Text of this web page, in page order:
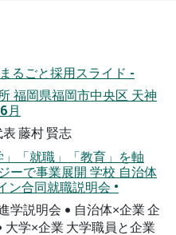
るごと採⽤スライド -
福岡県福岡市中央区 天神
⽉
藤村 賢志
「就職」「教育」を軸
ーで事業展開 学校 ⾃治体
ン合同就職説明会 •
学説明会 • ⾃治体×企業 企
学×企業 ⼤学職員と企業